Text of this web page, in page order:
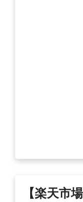
【楽天市